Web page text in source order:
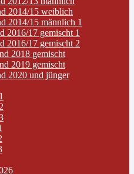
2014/15 weiblich
2014/15 männlich 1
2016/17 gemischt 1
2016/17 gemischt 2
2018 gemischt
2019 gemischt
2020 und jünger